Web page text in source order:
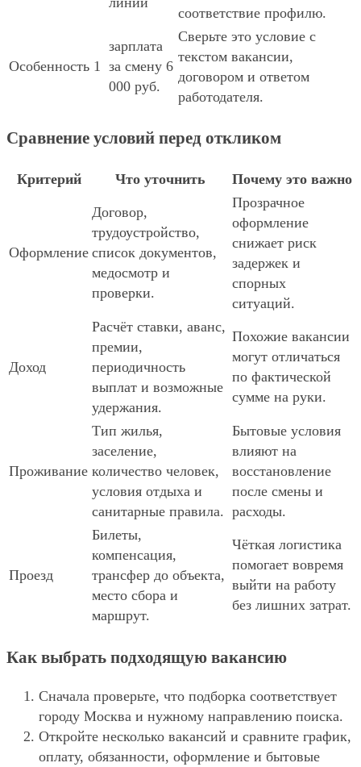
соответствие профилю.
Особенность 1
зарплата
за смену 6
000 руб.
Сверьте это условие с
текстом вакансии,
договором и ответом
работодателя.
Сравнение условий перед откликом
Критерий Что уточнить Почему это важно
Оформление
Договор,
трудоустройство,
список документов,
медосмотр и
проверки.
Прозрачное
оформление
снижает риск
задержек и
спорных
ситуаций.
Доход
Расчёт ставки, аванс,
премии,
периодичность
выплат и возможные
удержания.
Похожие вакансии
могут отличаться
по фактической
сумме на руки.
Проживание
Тип жилья,
заселение,
количество человек,
условия отдыха и
санитарные правила.
Бытовые условия
влияют на
восстановление
после смены и
расходы.
Проезд
Билеты,
компенсация,
трансфер до объекта,
место сбора и
маршрут.
Чёткая логистика
помогает вовремя
выйти на работу
без лишних затрат.
Как выбрать подходящую вакансию
Сначала проверьте, что подборка соответствует
городу Москва и нужному направлению поиска.
Откройте несколько вакансий и сравните график,
оплату, обязанности, оформление и бытовые